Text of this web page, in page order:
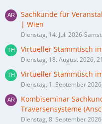
Sachkunde für
| Wien
Dienstag, 14. Juli 2026-
Virtueller Stammtisch
Dienstag, 18. August 2026,
Virtueller Stammtisch
Dienstag, 1. September
Kombiseminar
Traversensysteme
Dienstag, 8. September